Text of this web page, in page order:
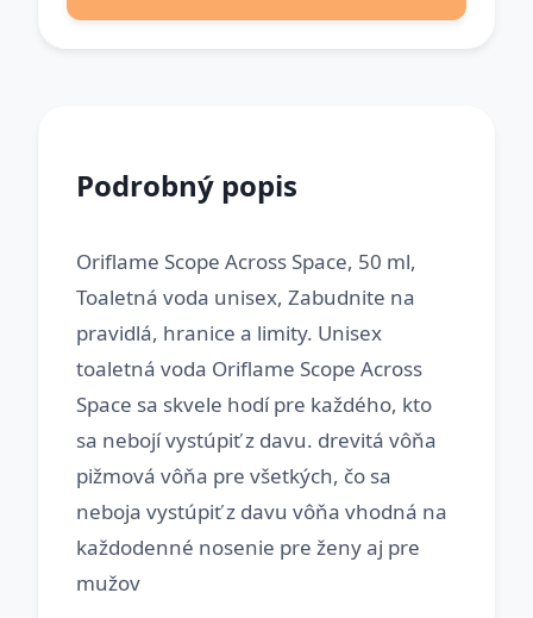
Podrobný popis
Oriflame Scope Across Space, 50 ml,
Toaletná voda unisex, Zabudnite na
pravidlá, hranice a limity. Unisex
toaletná voda Oriflame Scope Across
Space sa skvele hodí pre každého, kto
sa nebojí vystúpiť z davu. drevitá vôňa
pižmová vôňa pre všetkých, čo sa
neboja vystúpiť z davu vôňa vhodná na
každodenné nosenie pre ženy aj pre